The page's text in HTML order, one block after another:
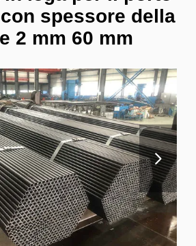
spessore della
2 mm 60 mm